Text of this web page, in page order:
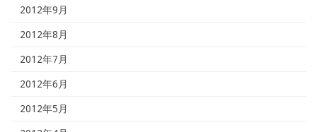
2012年9月
2012年8月
2012年7月
2012年6月
2012年5月